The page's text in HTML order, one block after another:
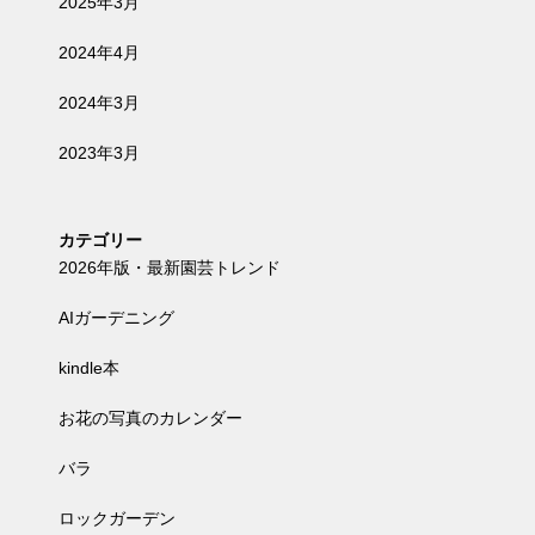
2024年4月
2024年3月
2023年3月
カテゴリー
2026年版・最新園芸トレンド
AIガーデニング
kindle本
お花の写真のカレンダー
バラ
ロックガーデン